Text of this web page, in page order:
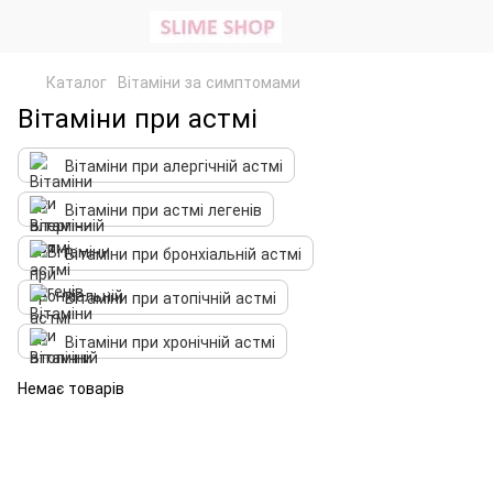
Каталог Вітаміни за симптомами
Вітаміни при астмі
Вітаміни при алергічній астмі
Вітаміни при астмі легенів
Вітаміни при бронхіальній астмі
Вітаміни при атопічній астмі
Вітаміни при хронічній астмі
Немає товарів